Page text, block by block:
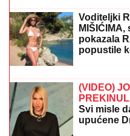
teren i
pokazala
popustile
napravile